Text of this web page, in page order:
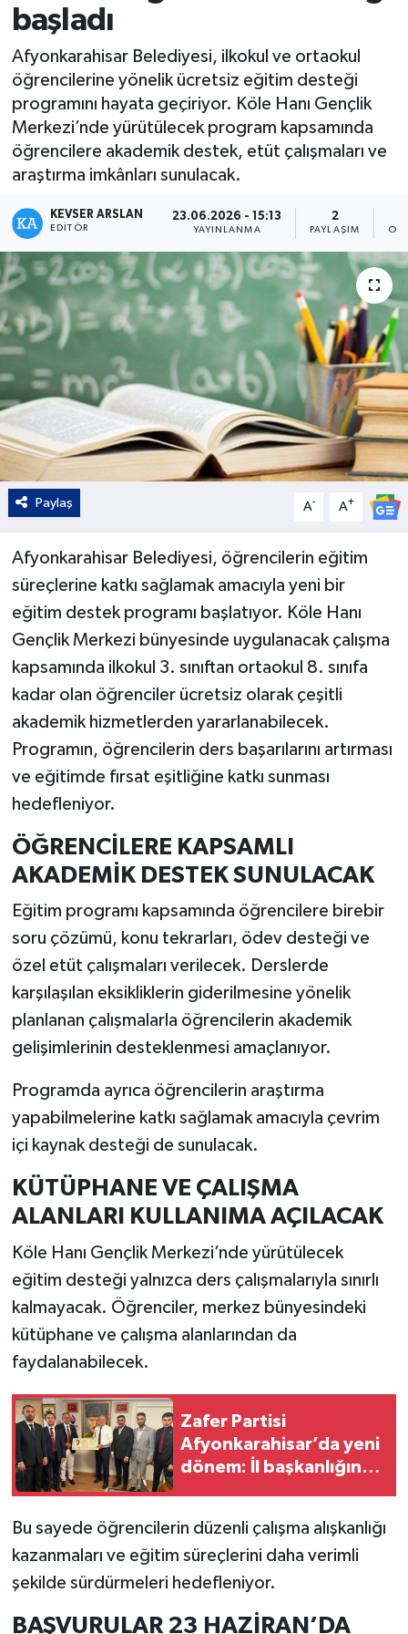
başladı
Afyonkarahisar Belediyesi, ilkokul ve ortaokul
öğrencilerine yönelik ücretsiz eğitim desteği
programını hayata geçiriyor. Köle Hanı Gençlik
Merkezi’nde yürütülecek program kapsamında
öğrencilere akademik destek, etüt çalışmaları ve
araştırma imkânları sunulacak.
KEVSER ARSLAN
EDITÖR
23.06.2026 - 15:13
YAYINLANMA
2
PAYLAŞIM
Paylaş A- A+
Afyonkarahisar Belediyesi, öğrencilerin eğitim
süreçlerine katkı sağlamak amacıyla yeni bir
eğitim destek programı başlatıyor. Köle Hanı
Gençlik Merkezi bünyesinde uygulanacak çalışma
kapsamında ilkokul 3. sınıftan ortaokul 8. sınıfa
kadar olan öğrenciler ücretsiz olarak çeşitli
akademik hizmetlerden yararlanabilecek.
Programın, öğrencilerin ders başarılarını artırması
ve eğitimde fırsat eşitliğine katkı sunması
hedefleniyor.
ÖĞRENCİLERE KAPSAMLI
AKADEMİK DESTEK SUNULACAK
Eğitim programı kapsamında öğrencilere birebir
soru çözümü, konu tekrarları, ödev desteği ve
özel etüt çalışmaları verilecek. Derslerde
karşılaşılan eksikliklerin giderilmesine yönelik
planlanan çalışmalarla öğrencilerin akademik
gelişimlerinin desteklenmesi amaçlanıyor.
Programda ayrıca öğrencilerin araştırma
yapabilmelerine katkı sağlamak amacıyla çevrim
içi kaynak desteği de sunulacak.
KÜTÜPHANE VE ÇALIŞMA
ALANLARI KULLANIMA AÇILACAK
Köle Hanı Gençlik Merkezi’nde yürütülecek
eğitim desteği yalnızca ders çalışmalarıyla sınırlı
kalmayacak. Öğrenciler, merkez bünyesindeki
kütüphane ve çalışma alanlarından da
faydalanabilecek.
Zafer Partisi
Afyonkarahisar’da yeni
dönem: İl başkanlığına
Bu sayede öğrencilerin düzenli çalışma alışkanlığı
kazanmaları ve eğitim süreçlerini daha verimli
şekilde sürdürmeleri hedefleniyor.
BAŞVURULAR 23 HAZİRAN’DA
Kültür - Sanat
Yaşam